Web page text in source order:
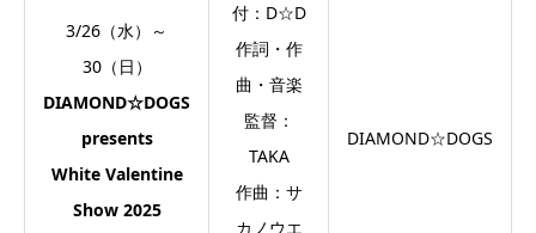
3/26（水）～
30（日）
DIAMOND☆DOGS
presents
White Valentine
Show 2025
付：D☆D
作詞・作
曲・音楽
監督：
TAKA
作曲：サ
カノウエ
DIAMOND☆DOGS